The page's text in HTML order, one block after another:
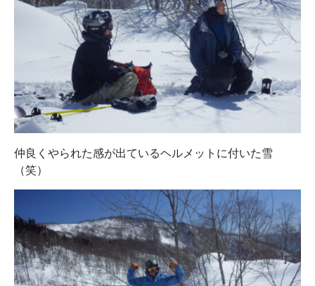
仲良くやられた感が出ているヘルメットに付いた雪
（笑）